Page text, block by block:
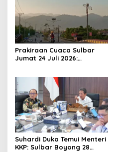
Prakiraan Cuaca Sulbar
Jumat 24 Juli 2026:
Suhardi Duka Temui Menteri
KKP: Sulbar Boyong 28